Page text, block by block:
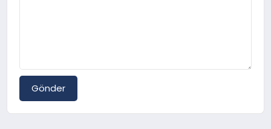
Gönder